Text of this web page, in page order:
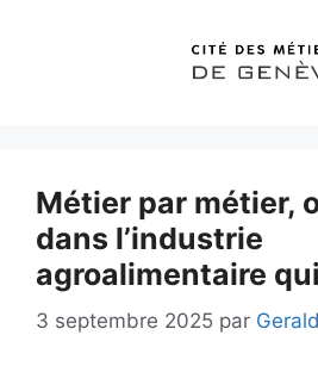
Métier par métier,
dans l’industrie
agroalimentaire
3 septembre 2025 par